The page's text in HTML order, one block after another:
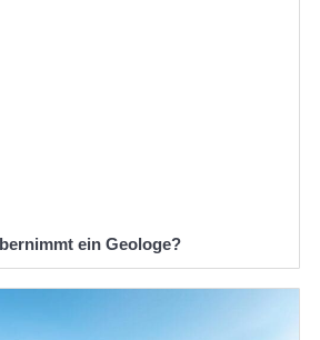
ein Geologe?